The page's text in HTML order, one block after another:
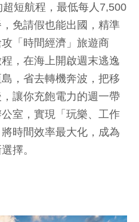
短航程，最低每人7,500
免請假也能出國，精準
「時間經濟」旅遊商
，在海上開啟週末逃逸
，省去轉機奔波，把移
讓你充飽電力的週一帶
室，實現「玩樂、工作
時間效率最大化，成為
擇。